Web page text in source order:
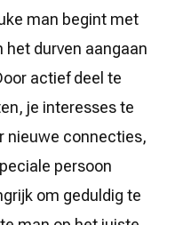
man begint met
durven aangaan
actief deel te
je interesses te
nieuwe connecties,
persoon
om geduldig te